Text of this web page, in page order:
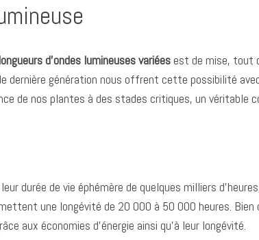
d’ondes lumineuses variéesest de mise, tout
dernière génération nous offrent cette possibilité
de nos plantes à des stades critiques, un véritable
durée de vie éphémère de quelques milliers
une longévité de 20 000 à 50 000 heures.
aux économies d’énergie ainsi qu’à leur longévité.